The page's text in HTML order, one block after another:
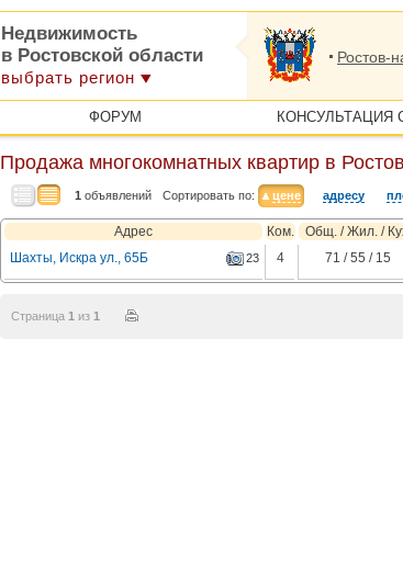
Недвижимость
в Ростовской области
выбрать регион
Ростов-
ФОРУМ КОНСУЛЬТАЦИЯ
Продажа многокомнатных квартир в
1 объявлений Сортировать по: цене адресу
Адрес Ком. Общ. / Жил. /
Шахты, Искра ул., 65Б
23 4 71 / 55 / 15
Страница 1 из 1